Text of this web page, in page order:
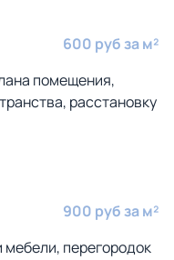
600 руб за м²
помещения,
расстановку
900 руб за м²
мебели, перегородок